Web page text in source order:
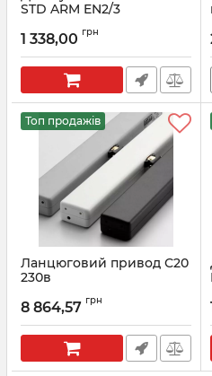
STD ARM EN2/3
1 338,00 грн
Топ продажів
Ланцюговий привод С20
230в
8 864,57 грн